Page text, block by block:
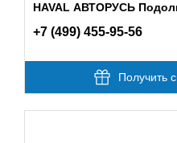
HAVAL АВТОРУСЬ
+7 (499) 455-95-56
Получить